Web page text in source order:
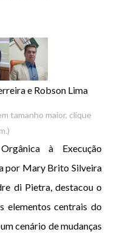
e Robson Lima
tamanho maior, clique
à Execução
por Mary Brito Silveira
di Pietra, destacou o
elementos centrais do
cenário de mudanças